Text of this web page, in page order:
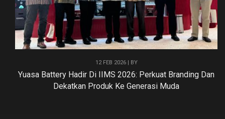
12 FEB 2026 | BY
Yuasa Battery Hadir Di IIMS 2026: Perkuat Branding Dan
Dekatkan Produk Ke Generasi Muda